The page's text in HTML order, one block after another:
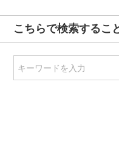
こちらで検索するこ
キーワードを入力